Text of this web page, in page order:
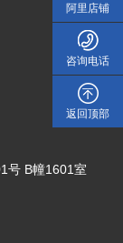
阿里店铺
咨询电话
返回顶部
号 B幢1601室